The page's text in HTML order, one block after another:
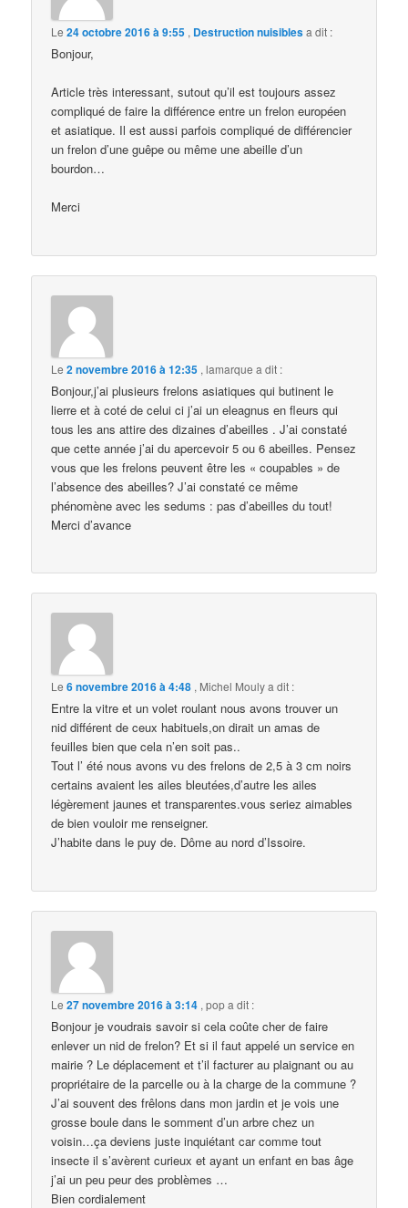
Le24 octobre 2016 à 9:55 , Destruction nuisiblesa dit :
Bonjour,
Article très interessant, sutout qu’il est toujours assez
compliqué de faire la différence entre un frelon européen
et asiatique. Il est aussi parfois compliqué de différencier
un frelon d’une guêpe ou même une abeille d’un
bourdon…
Merci
Le2 novembre 2016 à 12:35 ,lamarque a dit :
Bonjour,j’ai plusieurs frelons asiatiques qui butinent le
lierre et à coté de celui ci j’ai un eleagnus en fleurs qui
tous les ans attire des dizaines d’abeilles . J’ai constaté
que cette année j’ai du apercevoir 5 ou 6 abeilles. Pensez
vous que les frelons peuvent être les « coupables » de
l’absence des abeilles? J’ai constaté ce même
phénomène avec les sedums : pas d’abeilles du tout!
Merci d’avance
Le6 novembre 2016 à 4:48 , Michel Moulya dit :
Entre la vitre et un volet roulant nous avons trouver un
nid différent de ceux habituels,on dirait un amas de
feuilles bien que cela n’en soit pas..
Tout l’ été nous avons vu des frelons de 2,5 à 3 cm noirs
certains avaient les ailes bleutées,d’autre les ailes
légèrement jaunes et transparentes.vous seriez aimables
de bien vouloir me renseigner.
J’habite dans le puy de. Dôme au nord d’Issoire.
Le27 novembre 2016 à 3:14 ,popa dit :
Bonjour je voudrais savoir si cela coûte cher de faire
enlever un nid de frelon? Et si il faut appelé un service en
mairie ? Le déplacement et t’il facturer au plaignant ou au
propriétaire de la parcelle ou à la charge de la commune ?
J’ai souvent des frêlons dans mon jardin et je vois une
grosse boule dans le somment d’un arbre chez un
voisin…ça deviens juste inquiétant car comme tout
insecte il s’avèrent curieux et ayant un enfant en bas âge
j’ai un peu peur des problèmes …
Bien cordialement